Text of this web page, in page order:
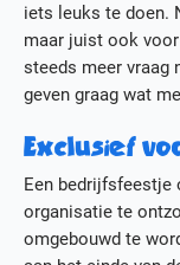
Actueel
Media
Contact
Werken bij KidZcity
Actie
iets leuks te doen.
maar juist ook
steeds meer vraag
geven graag wat
Exclusief
Een
organisatie te
omgebouwd te